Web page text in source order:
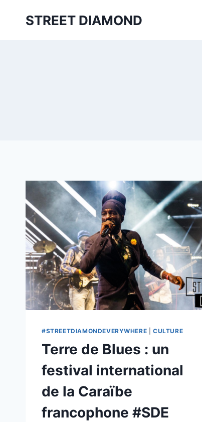
STREET DIAMOND
#STREETDIAMONDEVERYWHERE |CULTURE
Terre de Blues : un
festival international
de la Caraïbe
francophone #SDE